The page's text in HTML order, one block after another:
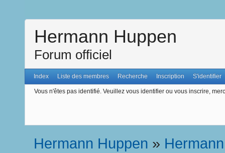
Hermann Huppen
Forum officiel
Index Liste des membres Recherche Inscription S'identifier
Vous n'êtes pas identifié. Veuillez vous identifier ou vous inscrire,
Hermann Huppen » Hermann